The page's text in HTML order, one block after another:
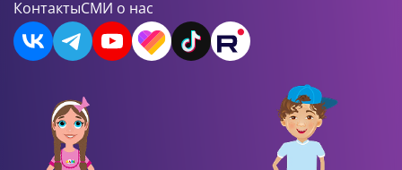
КонтактыСМИ о нас